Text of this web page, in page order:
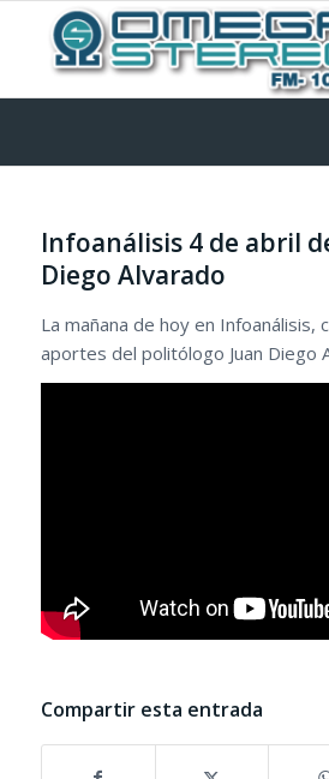
Infoanálisis 4 de abril
Diego Alvarado
La mañana de hoy en Infoanálisis,
aportes del politólogo Juan Diego
Compartir esta entrada